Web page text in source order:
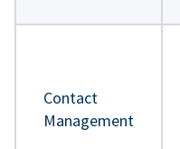
Contact
Management